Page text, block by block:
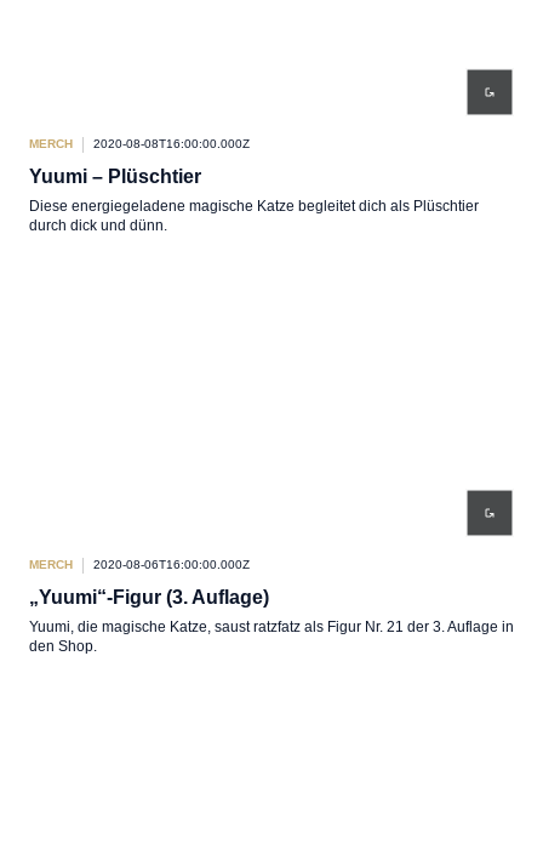
MERCH 2020-08-08T16:00:00.000Z
Yuumi – Plüschtier
Diese energiegeladene magische Katze begleitet dich als Plüschtier
durch dick und dünn.
MERCH 2020-08-06T16:00:00.000Z
„Yuumi“-Figur (3. Auflage)
Yuumi, die magische Katze, saust ratzfatz als Figur Nr. 21 der 3. Auflage in
den Shop.